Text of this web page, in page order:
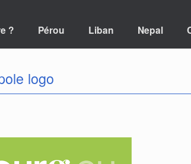
? Pérou Liban Nepal
logo